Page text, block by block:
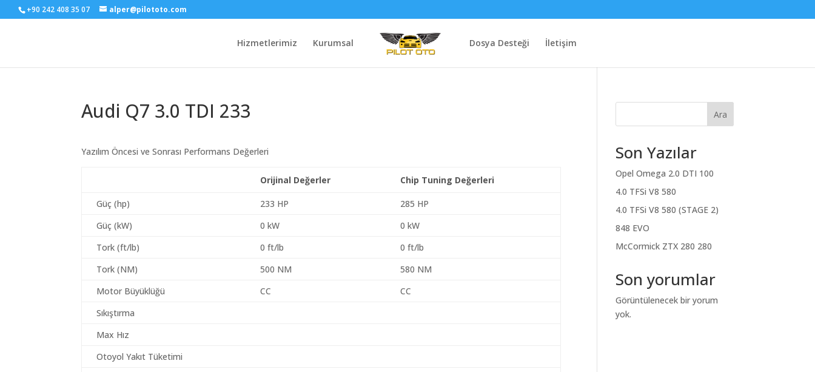
+90 242 408 35 07 alper@pilototo.com
Hizmetlerimiz Kurumsal Dosya Desteği İletişim
Audi Q7 3.0 TDI 233
Yazılım Öncesi ve Sonrası Performans Değerleri
Orijinal Değerler Chip Tuning Değerleri
Güç (hp) 233 HP
285 HP
Güç (kW)
0 kW
0 kW
Tork (ft/lb)
0 ft/lb
0 ft/lb
Tork (NM)
500 NM
580 NM
Motor Büyüklüğü
CC
CC
Sıkıştırma
Max Hız
Otoyol Yakıt Tüketimi
Ara
Son Yazılar
Opel Omega 2.0 DTI 100
4.0 TFSi V8 580
4.0 TFSi V8 580 (STAGE 2)
848 EVO
McCormick ZTX 280 280
Son yorumlar
Görüntülenecek bir yorum
yok.